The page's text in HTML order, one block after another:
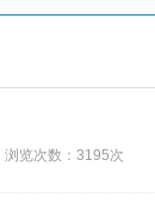
览次数：3195次